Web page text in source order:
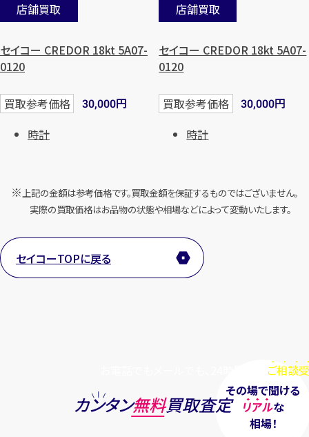
店舗買取
セイコー CREDOR 18kt 5A07-
0120
買取参考価格 30,000円
時計
店舗買取
セイコー CREDOR 18kt 5A07-
0120
買取参考価格 30,000円
時計
上記の金額は参考価格です。買取金額を保証するものではございません。
実際の買取価格はお品物の状態や相場などによって変動いたします。
セイコーTOPに戻る
ご相談
その場で聞ける
リアルな
相場！
カンタン無料買取査定